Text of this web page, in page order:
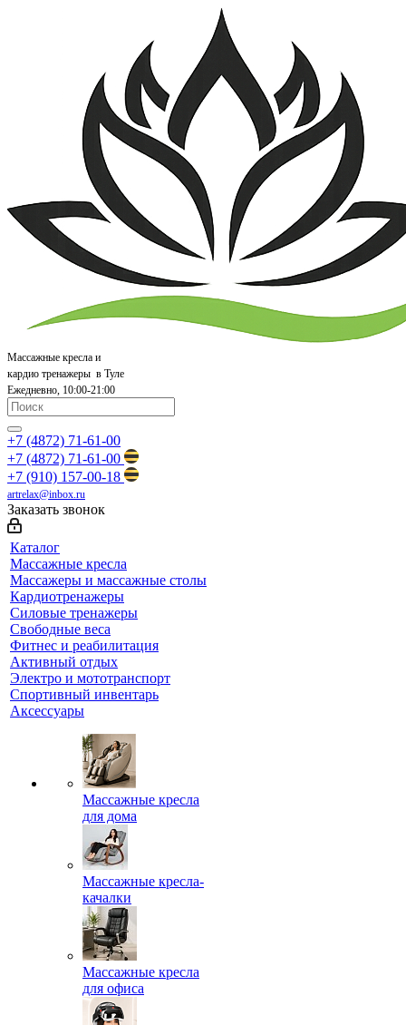
Массажные кресла и
кардио тренажеры в Туле
Ежедневно, 10:00-21:00
+7 (4872) 71-61-00
+7 (4872) 71-61-00
+7 (910) 157-00-18
artrelax@inbox.ru
Заказать звонок
Каталог
Массажные кресла
Массажеры и массажные столы
Кардиотренажеры
Силовые тренажеры
Свободные веса
Фитнес и реабилитация
Активный отдых
Электро и мототранспорт
Спортивный инвентарь
Аксессуары
Массажные кресла
для дома
Массажные кресла-
качалки
Массажные кресла
для офиса